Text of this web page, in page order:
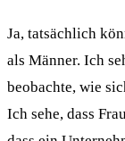
Ja, tatsächlich
als Männer. Ich
beobachte, wie
Ich sehe, dass